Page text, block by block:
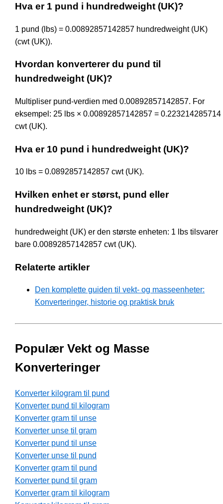
Hva er 1 pund i hundredweight (UK)?
1 pund (lbs) = 0.00892857142857 hundredweight (UK)
(cwt (UK)).
Hvordan konverterer du pund til
hundredweight (UK)?
Multipliser pund-verdien med 0.00892857142857. For
eksempel: 25 lbs × 0.00892857142857 = 0.223214285714
cwt (UK).
Hva er 10 pund i hundredweight (UK)?
10 lbs = 0.0892857142857 cwt (UK).
Hvilken enhet er størst, pund eller
hundredweight (UK)?
hundredweight (UK) er den største enheten: 1 lbs tilsvarer
bare 0.00892857142857 cwt (UK).
Relaterte artikler
Den komplette guiden til vekt- og masseenheter:
Konverteringer, historie og praktisk bruk
Populær Vekt og Masse
Konverteringer
Konverter kilogram til pund
Konverter pund til kilogram
Konverter gram til unse
Konverter unse til gram
Konverter pund til unse
Konverter unse til pund
Konverter gram til pund
Konverter pund til gram
Konverter gram til kilogram